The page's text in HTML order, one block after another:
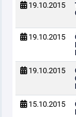
19.10.2015
19.10.2015
19.10.2015
15.10.2015